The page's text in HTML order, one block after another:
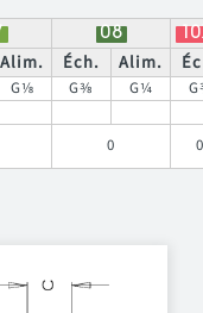
08
Alim. Éch. Alim.
G⅛ G⅜ G¼
0 0